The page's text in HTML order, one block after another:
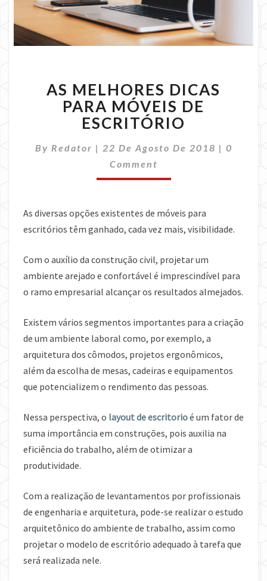
MELHORES
DICAS
PARA
MÓVEIS
ESCRITÓRIO
AS MELHORES DICAS
PARA MÓVEIS DE
ESCRITÓRIO
By Redator | 22 De Agosto De 2018 | 0
Comment
As diversas opções existentes de móveis para
escritórios têm ganhado, cada vez mais, visibilidade.
Com o auxílio da construção civil, projetar um
ambiente arejado e confortável é imprescindível para
o ramo empresarial alcançar os resultados almejados.
Existem vários segmentos importantes para a criação
de um ambiente laboral como, por exemplo, a
arquitetura dos cômodos, projetos ergonômicos,
além da escolha de mesas, cadeiras e equipamentos
que potencializem o rendimento das pessoas.
Nessa perspectiva, o layout de escritorioé um fator de
suma importância em construções, pois auxilia na
eficiência do trabalho, além de otimizar a
produtividade.
Com a realização de levantamentos por profissionais
de engenharia e arquitetura, pode-se realizar o estudo
arquitetônico do ambiente de trabalho, assim como
projetar o modelo de escritório adequado à tarefa que
será realizada nele.